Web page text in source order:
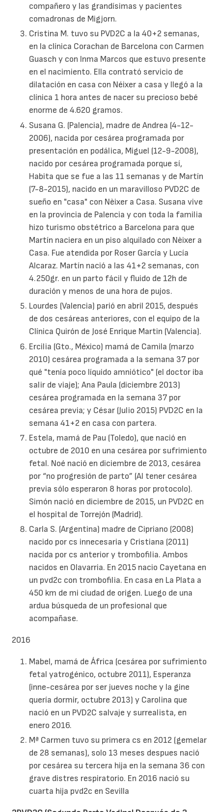
compañero y las grandísimas y pacientes
comadronas de Migjorn.
Cristina M. tuvo su PVD2C a la 40+2 semanas,
en la clínica Corachan de Barcelona con Carmen
Guasch y con Inma Marcos que estuvo presente
en el nacimiento. Ella contrató servicio de
dilatación en casa con Néixer a casa y llegó a la
clínica 1 hora antes de nacer su precioso bebé
enorme de 4.620 gramos.
Susana G. (Palencia), madre de Andrea (4-12-
2006), nacida por cesárea programada por
presentación en podálica, Miguel (12-9-2008),
nacido por cesárea programada porque sí,
Habita que se fue a las 11 semanas y de Martín
(7-8-2015), nacido en un maravilloso PVD2C de
sueño en "casa" con Nèixer a Casa. Susana vive
en la provincia de Palencia y con toda la familia
hizo turismo obstétrico a Barcelona para que
Martín naciera en un piso alquilado con Nèixer a
Casa. Fue atendida por Roser García y Lucía
Alcaraz. Martín nació a las 41+2 semanas, con
4.250gr. en un parto fácil y fluido de 12h de
duración y menos de una hora de pujos.
Lourdes (Valencia) parió en abril 2015, después
de dos cesáreas anteriores, con el equipo de la
Clínica Quirón de José Enrique Martin (Valencia).
Ercilia (Gto., México) mamá de Camila (marzo
2010) cesárea programada a la semana 37 por
qué "tenía poco líquido amniótico" (el doctor iba
salir de viaje); Ana Paula (diciembre 2013)
cesárea programada en la semana 37 por
cesárea previa; y César (Julio 2015) PVD2C en la
semana 41+2 en casa con partera.
Estela, mamá de Pau (Toledo), que nació en
octubre de 2010 en una cesárea por sufrimiento
fetal. Noé nació en diciembre de 2013, cesárea
por “no progresión de parto” (Al tener cesárea
previa sólo esperaron 8 horas por protocolo).
Simón nació en diciembre de 2015, un PVD2C en
el hospital de Torrejón (Madrid).
Carla S. (Argentina) madre de Cipriano (2008)
nacido por cs innecesaria y Cristiana (2011)
nacida por cs anterior y trombofilia. Ambos
nacidos en Olavarria. En 2015 nacio Cayetana en
un pvd2c con trombofilia. En casa en La Plata a
450 km de mi ciudad de origen. Luego de una
ardua búsqueda de un profesional que
acompañase.
2016
Mabel, mamá de África (cesárea por sufrimiento
fetal yatrogénico, octubre 2011), Esperanza
(inne-cesárea por ser jueves noche y la gine
quería dormir, octubre 2013) y Carolina que
nació en un PVD2C salvaje y surrealista, en
enero 2016.
Mª Carmen tuvo su primera cs en 2012 (gemelar
de 28 semanas), solo 13 meses despues nació
por cesárea su tercera hija en la semana 36 con
grave distres respiratorio. En 2016 nació su
cuarta hija pvd2c en Sevilla